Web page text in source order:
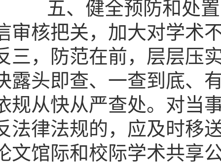
五、健全预防和处置
审核把关，加大对学术
三，防范在前，层层压
露头即查、一查到底、
规从快从严查处。对当
法律法规的，应及时移
文馆际和校际学术共享